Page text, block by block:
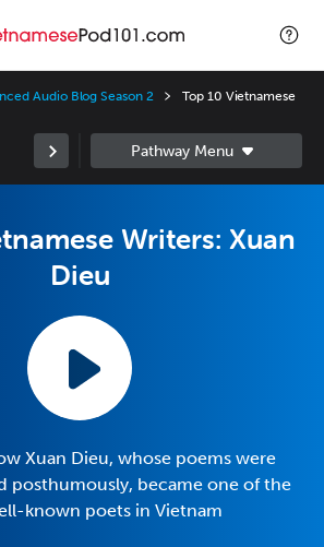
Audio Blog Season 2
Top 10 Vietnamese
Writers: Xuan
Dieu
Xuan Dieu, whose poems were
posthumously, became one of the
known poets in Vietnam